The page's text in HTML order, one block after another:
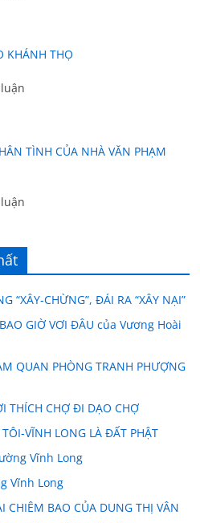
KHÁNH THỌ
TÌNH CỦA NHÀ VĂN PHẠM
“XÂY-CHỪNG”, ĐÁI RA “XÂY NẠI”
GIỜ VƠI ĐÂU của Vương Hoài
QUAN PHÒNG TRANH PHƯỢNG
THÍCH CHỢ ĐI DẠO CHỢ
TÔI-VĨNH LONG LÀ ĐẤT PHẬT
Vĩnh Long
Vĩnh Long
CHIÊM BAO CỦA DUNG THỊ VÂN